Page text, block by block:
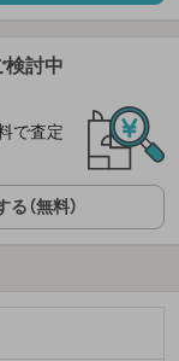
検討中
で査定
（無料）